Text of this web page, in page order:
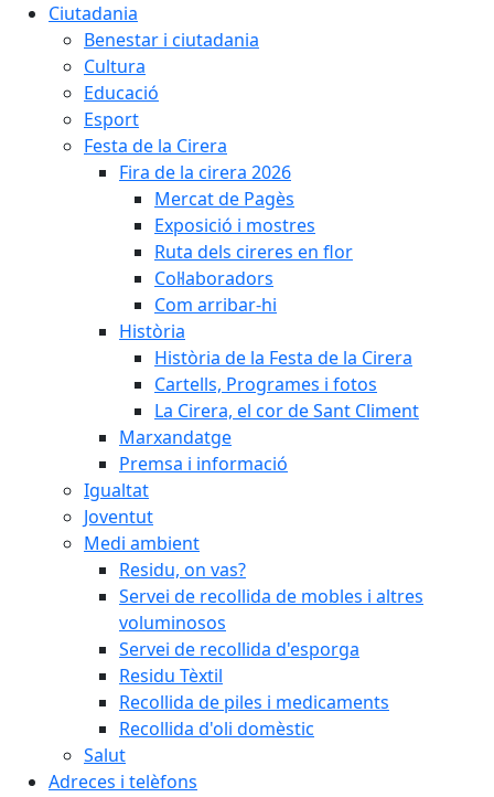
Ciutadania
Benestar i ciutadania
Cultura
Educació
Esport
Festa de la Cirera
Fira de la cirera 2026
Mercat de Pagès
Exposició i mostres
Ruta dels cireres en flor
Col·laboradors
Com arribar-hi
Història
Història de la Festa de la Cirera
Cartells, Programes i fotos
La Cirera, el cor de Sant Climent
Marxandatge
Premsa i informació
Igualtat
Joventut
Medi ambient
Residu, on vas?
Servei de recollida de mobles i altres
voluminosos
Servei de recollida d'esporga
Residu Tèxtil
Recollida de piles i medicaments
Recollida d'oli domèstic
Salut
Adreces i telèfons